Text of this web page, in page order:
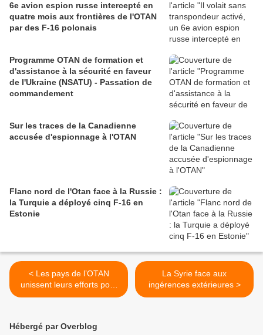
6e avion espion russe intercepté en
quatre mois aux frontières de l'OTAN
par des F-16 polonais
Programme OTAN de formation et
d'assistance à la sécurité en faveur
de l'Ukraine (NSATU) - Passation de
commandement
Sur les traces de la Canadienne
accusée d'espionnage à l'OTAN
Flanc nord de l'Otan face à la Russie :
la Turquie a déployé cinq F-16 en
Estonie
< Les pays de l’OTAN
unissent leurs efforts pour
renforcer la sécurité des
La Syrie face aux
ingérences extérieures >
Hébergé par Overblog